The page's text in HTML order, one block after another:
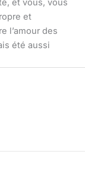
et vous, vous
et
l’amour des
été aussi